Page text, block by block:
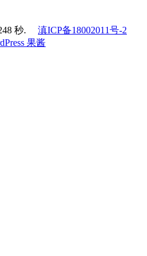
秒. 滇ICP备18002011号-2
果酱